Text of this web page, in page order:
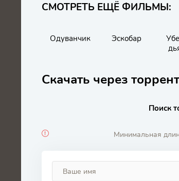
СМОТРЕТЬ ЕЩЁ ФИЛЬМЫ:
Одуванчик Эскобар
Скачать через
Поиск
Минимальная